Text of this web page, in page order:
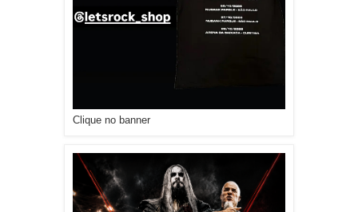
Clique no banner